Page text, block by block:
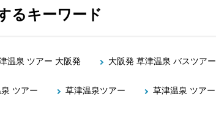
るキーワード
温泉 ツアー 大阪発 大阪発 草津温泉 バスツアー
ツアー 草津温泉ツアー 草津温泉 ツアー